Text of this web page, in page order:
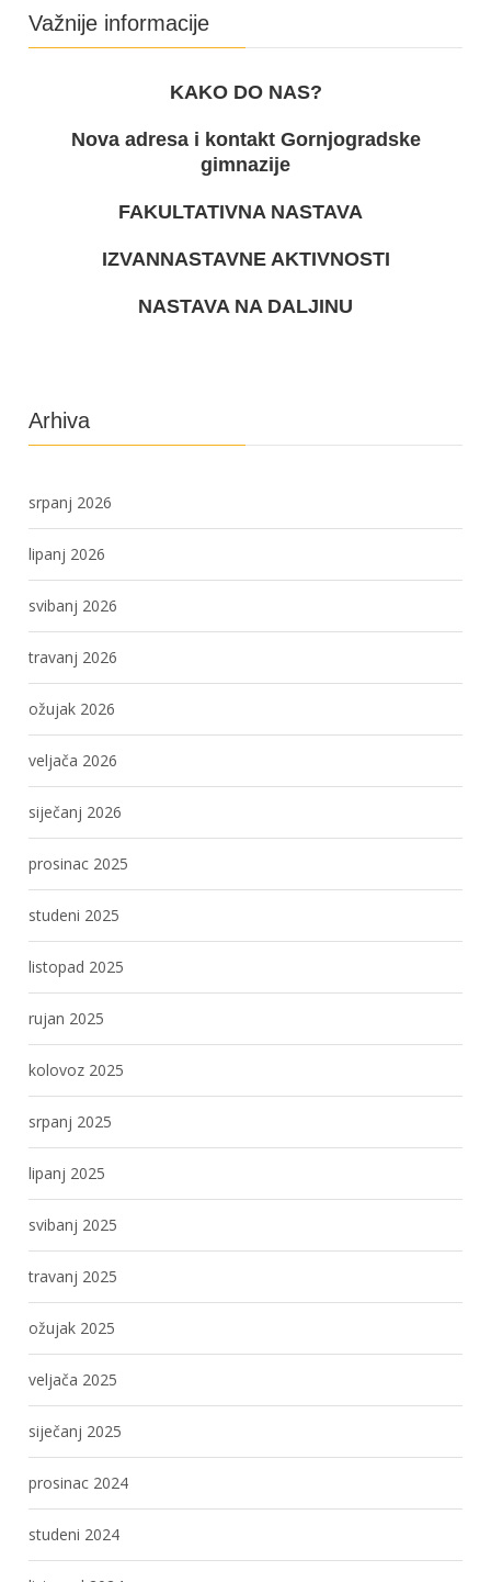
Važnije informacije
KAKO DO NAS?
Nova adresa i kontakt Gornjogradske
gimnazije
FAKULTATIVNA NASTAVA
IZVANNASTAVNE AKTIVNOSTI
NASTAVA NA DALJINU
Arhiva
srpanj 2026
lipanj 2026
svibanj 2026
travanj 2026
ožujak 2026
veljača 2026
siječanj 2026
prosinac 2025
studeni 2025
listopad 2025
rujan 2025
kolovoz 2025
srpanj 2025
lipanj 2025
svibanj 2025
travanj 2025
ožujak 2025
veljača 2025
siječanj 2025
prosinac 2024
studeni 2024